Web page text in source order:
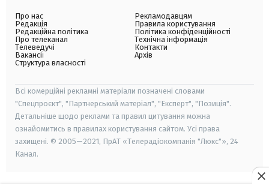
Про нас
Редакція
Редакційна політика
Про телеканал
Телеведучі
Вакансії
Структура власності
Рекламодавцям
Правила користування
Політика конфіденційності
Технічна інформація
Контакти
Архів
Всі комерційні рекламні матеріали позначені словами
"Спецпроєкт", "Партнерський матеріал", "Експерт", "Позиція".
Детальніше щодо реклами та правил цитування можна
ознайомитись в правилах користування сайтом. Усі права
захищені. © 2005—2021, ПрАТ «Телерадіокомпанія "Люкс"», 24
Канал.